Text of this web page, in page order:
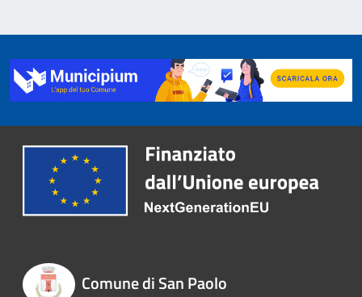
Comune di San Paolo